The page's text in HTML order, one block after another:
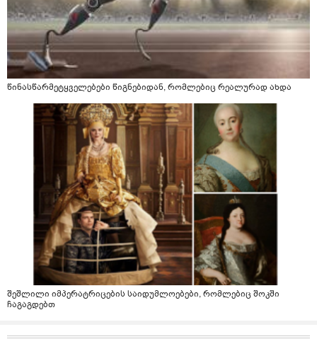
წინასწარმეტყველებები წიგნებიდან, რომლებიც რეალურად ახდა
შეშლილი იმპერატრიცების საიდუმლოებები, რომლებიც შოკში
ჩაგაგდებთ